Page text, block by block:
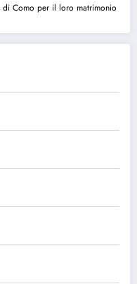
Como per il loro matrimonio